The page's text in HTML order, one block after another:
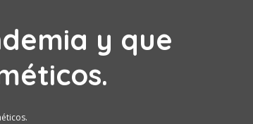
y que